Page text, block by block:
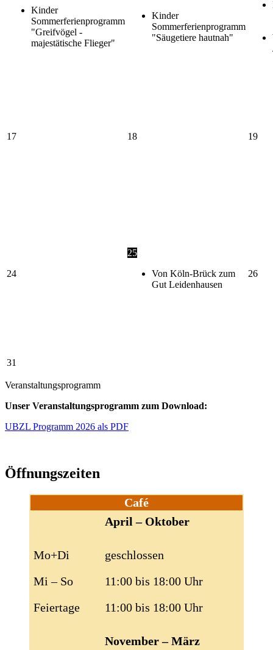
Kinder
Sommerferienprogramm
"Greifvögel -
majestätische Flieger"
Kinder
Sommerferienprogramm
"Säugetiere hautnah"
17 18 19
24
25
Von Köln-Brück zum
Gut Leidenhausen
26
31
Veranstaltungsprogramm
Unser Veranstaltungsprogramm zum Download:
UBZL Programm 2026 als PDF
Öffnungszeiten
Café
April – Oktober
Mo+Di
Mi – So
Feiertage
geschlossen
11:00 bis 18:00 Uhr
11:00 bis 18:00 Uhr
November – März